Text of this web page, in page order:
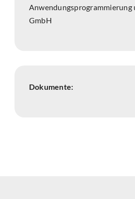
Anwendungsprogrammierung
GmbH
Dokumente: